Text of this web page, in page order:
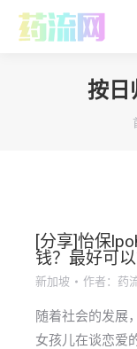
按日
[分享]怡保
钱？最好可
新加坡 作者： 药
随着社会的发展
女孩儿在谈恋爱